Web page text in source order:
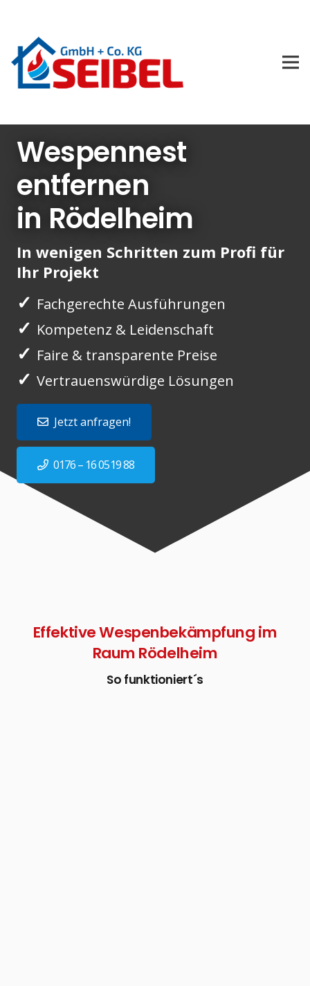
Wespennest
entfernen
in Rödelheim
In wenigen Schritten zum Profi für
Ihr Projekt
✓ Fachgerechte Ausführungen
✓ Kompetenz & Leidenschaft
✓ Faire & transparente Preise
✓ Vertrauenswürdige Lösungen
Jetzt anfragen!
0176 – 16 0519 88
Effektive Wespenbekämpfung im
Raum Rödelheim
So funktioniert´s